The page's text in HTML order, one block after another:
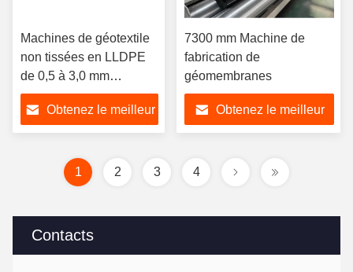
Contacts
Machines de géotextile
non tissées en LLDPE
de 0,5 à 3,0 mm
d'épaisseur
Obtenez le meilleur
7300 mm Machine de
fabrication de
géomembranes
Obtenez le meilleur
1 2 3 4